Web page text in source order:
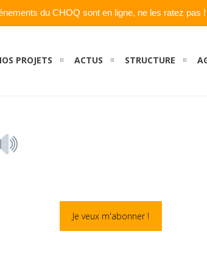
du CHOQ sont en ligne, ne les ratez pas !
PROJETS ACTUS STRUCTURE
Je veux m'abonner !